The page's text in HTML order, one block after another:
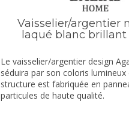
Vaisselier/argentier
laqué blanc
Le vaisselier/argentier design
séduira par son coloris lumineux
structure est fabriquée en
particules de haute qualité.